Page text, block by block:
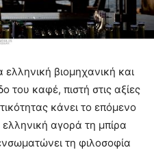
βιομηχανική και
του καφέ, πιστή στις αξίες
κάνει το επόμενο
αγορά τη μπίρα
τη φιλοσοφία